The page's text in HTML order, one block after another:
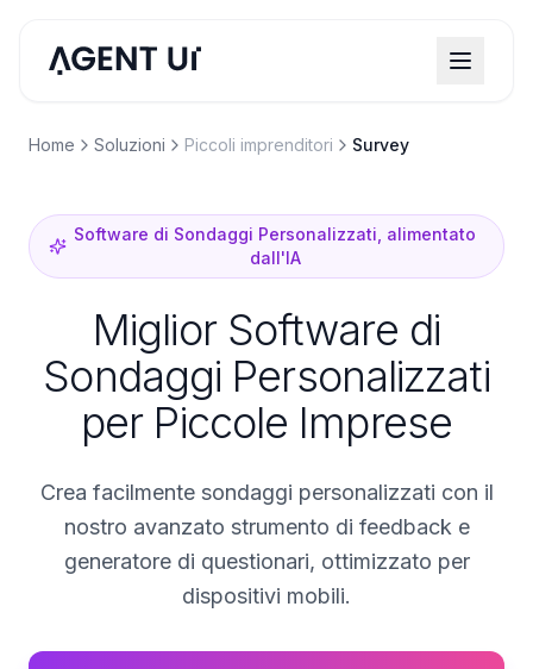
Home Soluzioni Piccoli imprenditori Survey
Software di Sondaggi Personalizzati, alimentato
dall'IA
Miglior Software di
Sondaggi Personalizzati
per Piccole Imprese
Crea facilmente sondaggi personalizzati con il
nostro avanzato strumento di feedback e
generatore di questionari, ottimizzato per
dispositivi mobili.